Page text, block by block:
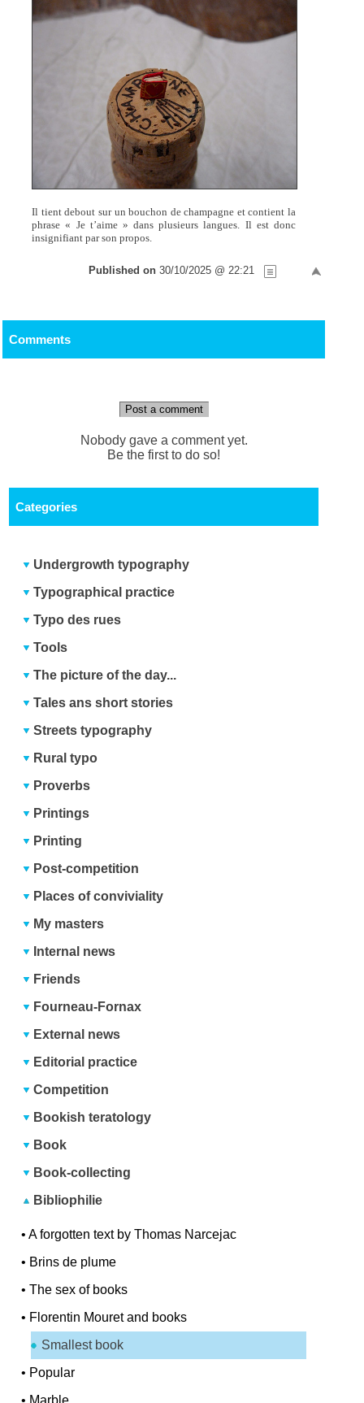
Il tient debout sur un bouchon de champagne et contient la
phrase « Je t’aime » dans plusieurs langues. Il est donc
insignifiant par son propos.
Published on 30/10/2025 @ 22:21
Comments
Post a comment
Nobody gave a comment yet.
Be the first to do so!
Categories
Undergrowth typography
Typographical practice
Typo des rues
Tools
The picture of the day...
Tales ans short stories
Streets typography
Rural typo
Proverbs
Printings
Printing
Post-competition
Places of conviviality
My masters
Internal news
Friends
Fourneau-Fornax
External news
Editorial practice
Competition
Bookish teratology
Book
Book-collecting
Bibliophilie
•A forgotten text by Thomas Narcejac
• Brins de plume
•The sex of books
• Florentin Mouret and books
Smallest book
• Popular
• Marble